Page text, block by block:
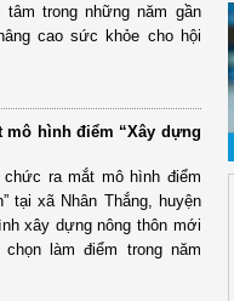
trong những năm gần
cao sức khỏe cho hội
mô hình điểm “Xây dựng
ra mắt mô hình điểm
tại xã Nhân Thắng, huyện
xây dựng nông thôn mới
làm điểm trong năm